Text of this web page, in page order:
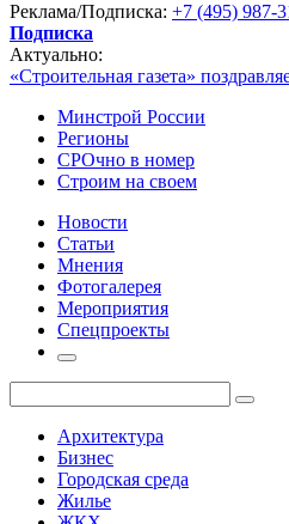
Реклама/Подписка: +7 (495) 987-
Подписка
Актуально:
«Строительная газета»
Минстрой России
Регионы
СРОчно в номер
Строим на своем
Новости
Статьи
Мнения
Фотогалерея
Мероприятия
Спецпроекты
Архитектура
Бизнес
Городская среда
Жилье